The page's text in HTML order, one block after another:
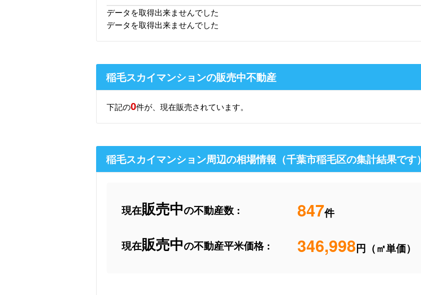
データを取得出来ませんでした
データを取得出来ませんでした
稲毛スカイマンションの販売中不動産
下記の0件が、現在販売されています。
稲毛スカイマンション周辺の相場情報（千葉市稲毛区の集計結果です）
現在販売中の不動産数 : 847件
現在販売中の不動産平米価格 : 346,998円（㎡単価）